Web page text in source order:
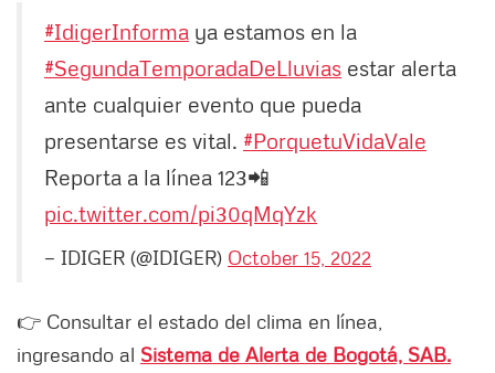
#IdigerInforma ya estamos en la
#SegundaTemporadaDeLluvias estar alerta
ante cualquier evento que pueda
presentarse es vital. #PorquetuVidaVale
Reporta a la línea 123📲
pic.twitter.com/pi30qMqYzk
— IDIGER (@IDIGER) October 15, 2022
👉 Consultar el estado del clima en línea,
ingresando al Sistema de Alerta de Bogotá, SAB.